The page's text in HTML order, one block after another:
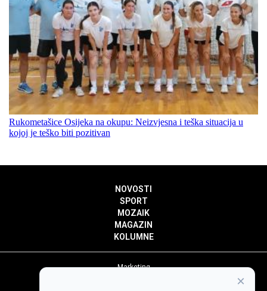
Rukometašice Osijeka na okupu: Neizvjesna i teška situacija u
kojoj je teško biti pozitivan
NOVOSTI
SPORT
MOZAIK
MAGAZIN
KOLUMNE
Marketing
×